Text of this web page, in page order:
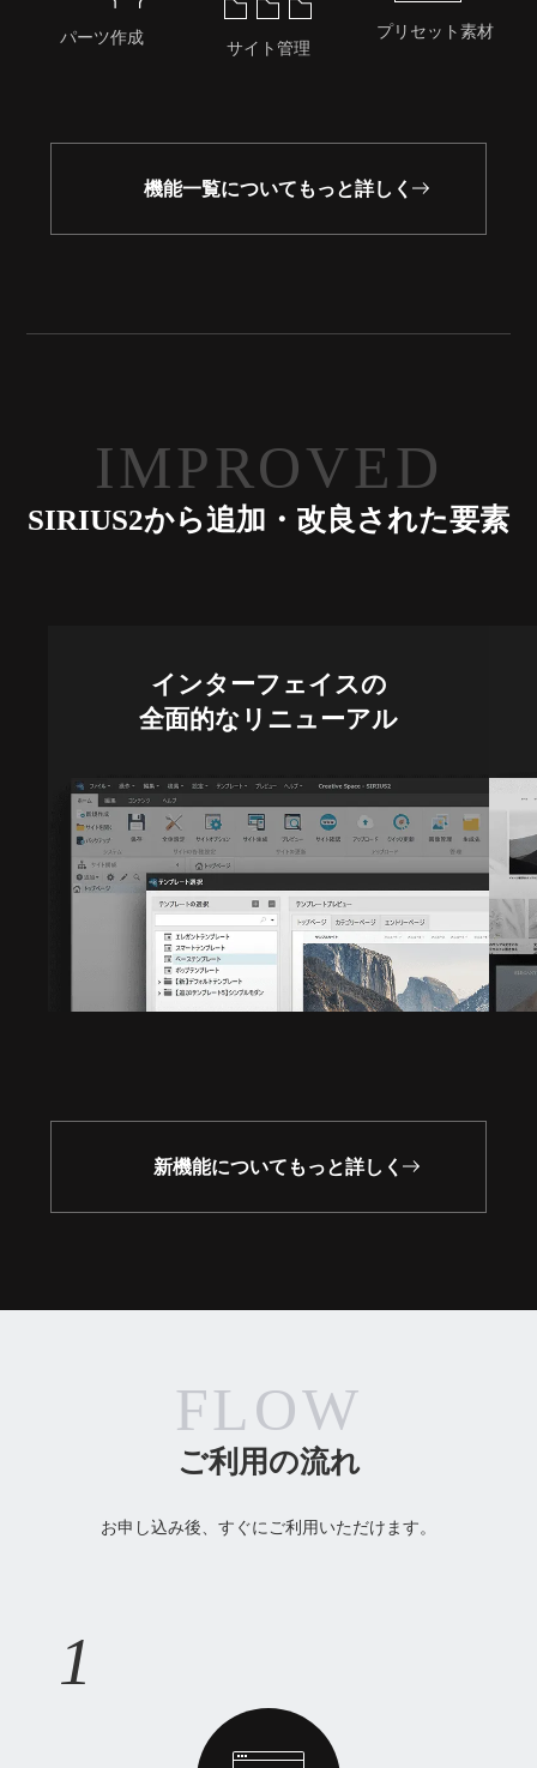
パーツ作成 サイト管理
プリセット素材
機能一覧についてもっと詳しく
IMPROVED
SIRIUS2から追加・改良された要素
インターフェイスの
全面的なリニューアル
新機能についてもっと詳しく
FLOW
ご利用の流れ
お申し込み後、すぐにご利用いただけます。